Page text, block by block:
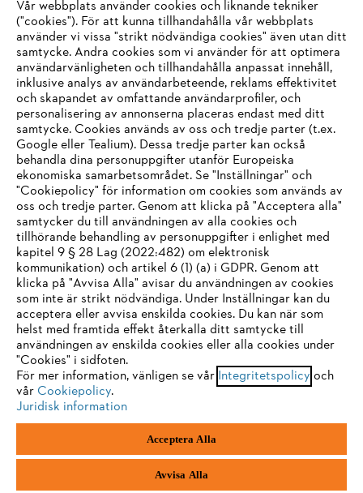
Företaget
STIHL FAQ
Service
Allmänna villkor och bestämmelser
Integritetspolicy
Juridisk information
Box 3062
IHR BROWSER WIRD NICHT
UNTERSTÜTZT
Sie nutzen einen Browser, den wir noch nicht unterstützen. Für
eine optimale Nutzung unserer Seite empfehlen wir Ihnen, zu
einem der folgenden Browser zu wechseln:
Firefox Chrome
Vår webbplats använder cookies och liknande tekniker
("cookies"). För att kunna tillhandahålla vår webbplats
använder vi vissa "strikt nödvändiga cookies" även utan ditt
samtycke. Andra cookies som vi använder för att optimera
användarvänligheten och tillhandahålla anpassat innehåll,
inklusive analys av användarbeteende, reklams effektivitet
och skapandet av omfattande användarprofiler, och
personalisering av annonserna placeras endast med ditt
samtycke. Cookies används av oss och tredje parter (t.ex.
Google eller Tealium). Dessa tredje parter kan också
behandla dina personuppgifter utanför Europeiska
ekonomiska samarbetsområdet. Se "Inställningar" och
"Cookiepolicy" för information om cookies som används av
oss och tredje parter. Genom att klicka på "Acceptera alla"
samtycker du till användningen av alla cookies och
tillhörande behandling av personuppgifter i enlighet med
kapitel 9 § 28 Lag (2022:482) om elektronisk
kommunikation) och artikel 6 (1) (a) i GDPR. Genom att
klicka på "Avvisa Alla" avisar du användningen av cookies
som inte är strikt nödvändiga. Under Inställningar kan du
acceptera eller avvisa enskilda cookies. Du kan när som
helst med framtida effekt återkalla ditt samtycke till
användningen av enskilda cookies eller alla cookies under
"Cookies" i sidfoten.
För mer information, vänligen se vår Integritetspolicy och
vår Cookiepolicy.
Juridisk information
Acceptera Alla
Avvisa Alla